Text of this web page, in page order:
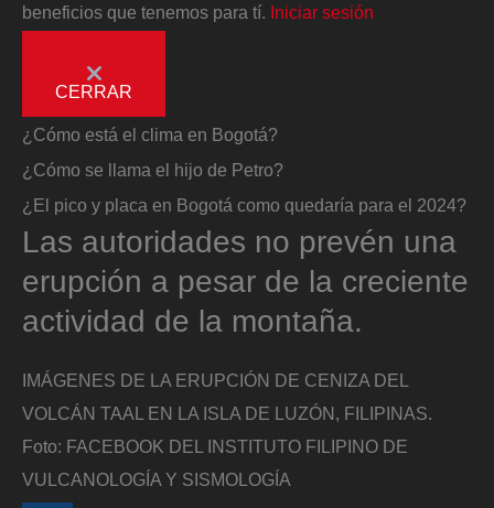
beneficios que tenemos para tí. Iniciar sesión
CERRAR
¿Cómo está el clima en Bogotá?
¿Cómo se llama el hijo de Petro?
¿El pico y placa en Bogotá como quedaría para el 2024?
Las autoridades no prevén una
erupción a pesar de la creciente
actividad de la montaña.
IMÁGENES DE LA ERUPCIÓN DE CENIZA DEL
VOLCÁN TAAL EN LA ISLA DE LUZÓN, FILIPINAS.
Foto: FACEBOOK DEL INSTITUTO FILIPINO DE
VULCANOLOGÍA Y SISMOLOGÍA